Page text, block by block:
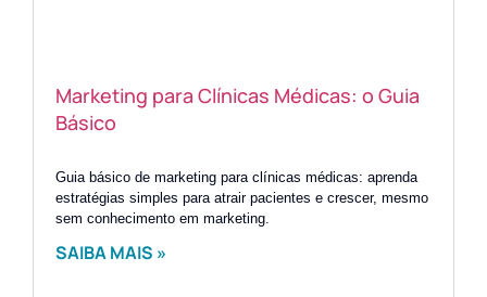
Marketing para Clínicas Médicas: o Guia
Básico
Guia básico de marketing para clínicas médicas: aprenda
estratégias simples para atrair pacientes e crescer, mesmo
sem conhecimento em marketing.
SAIBA MAIS »